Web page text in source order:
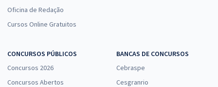
Oficina de Redação
Cursos Online Gratuitos
CONCURSOS PÚBLICOS
Concursos 2026
Concursos Abertos
BANCAS DE CONCURSOS
Cebraspe
Cesgranrio